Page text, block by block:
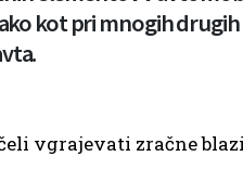
kot pri mnogih
vgrajevati zračne